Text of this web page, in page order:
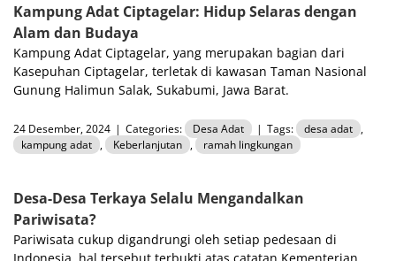
Kampung Adat Ciptagelar: Hidup Selaras dengan
Alam dan Budaya
Kampung Adat Ciptagelar, yang merupakan bagian dari
Kasepuhan Ciptagelar, terletak di kawasan Taman Nasional
Gunung Halimun Salak, Sukabumi, Jawa Barat.
24 Desember, 2024 | Categories: Desa Adat | Tags: desa adat ,
kampung adat , Keberlanjutan , ramah lingkungan
Desa-Desa Terkaya Selalu Mengandalkan
Pariwisata?
Pariwisata cukup digandrungi oleh setiap pedesaan di